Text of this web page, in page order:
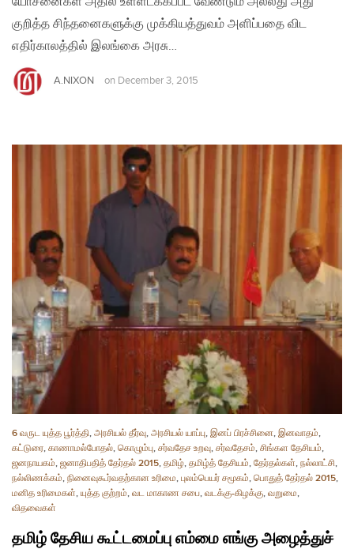
குறித்த சிந்தனைகளுக்கு முக்கியத்துவம் அளிப்பதை விட
எதிர்காலத்தில் இலங்கை அரசு…
A.NIXON on December 3, 2015
6 வருட யுத்த பூர்த்தி, அரசியல் தீர்வு, அரசியல் யாப்பு, இனப் பிரச்சினை, இனவாதம்,
கட்டுரை, காணாமல்போதல், கொழும்பு, சர்வதேச உறவு, சர்வதேசம், சிங்கள தேசியம்,
ஜனநாயகம், ஜனாதிபதித் தேர்தல் 2015, தமிழ், தமிழ்த் தேசியம், தேர்தல்கள், நல்லாட்சி,
நல்லிணக்கம், நினைவுகூர்வதற்கான உரிமை, புலம்பெயர் சமூகம், பொதுத் தேர்தல் 2015,
மனித உரிமைகள், யுத்த குற்றம், வட மாகாண சபை, வடக்கு-கிழக்கு, வறுமை,
விதவைகள்
தமிழ் தேசிய கூட்டமைப்பு எம்மை எங்கு அழைத்துச்